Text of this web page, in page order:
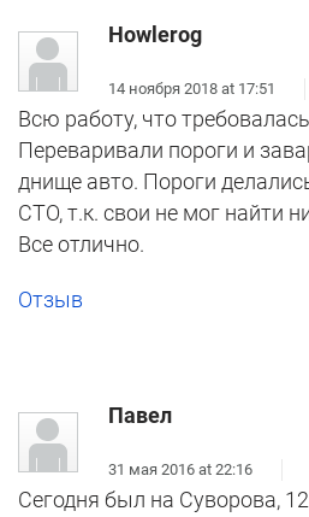
Howlerog
14 ноября 2018 at 17:51
Всю работу, что
Переваривали пороги и
днище авто. Пороги
СТО, т.к. свои не мог найти
Все отлично.
Отзыв
Павел
31 мая 2016 at 22:16
Сегодня был на Суворова,